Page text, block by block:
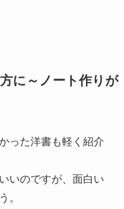
に～ノート作りが
った洋書も軽く紹介
いのですが、面白い
。